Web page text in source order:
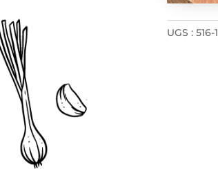
UGS : 516-1